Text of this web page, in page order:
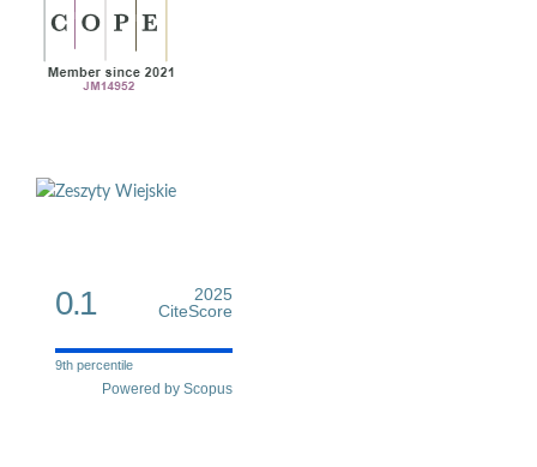
0.1
2025
CiteScore
9th percentile
Powered by Scopus